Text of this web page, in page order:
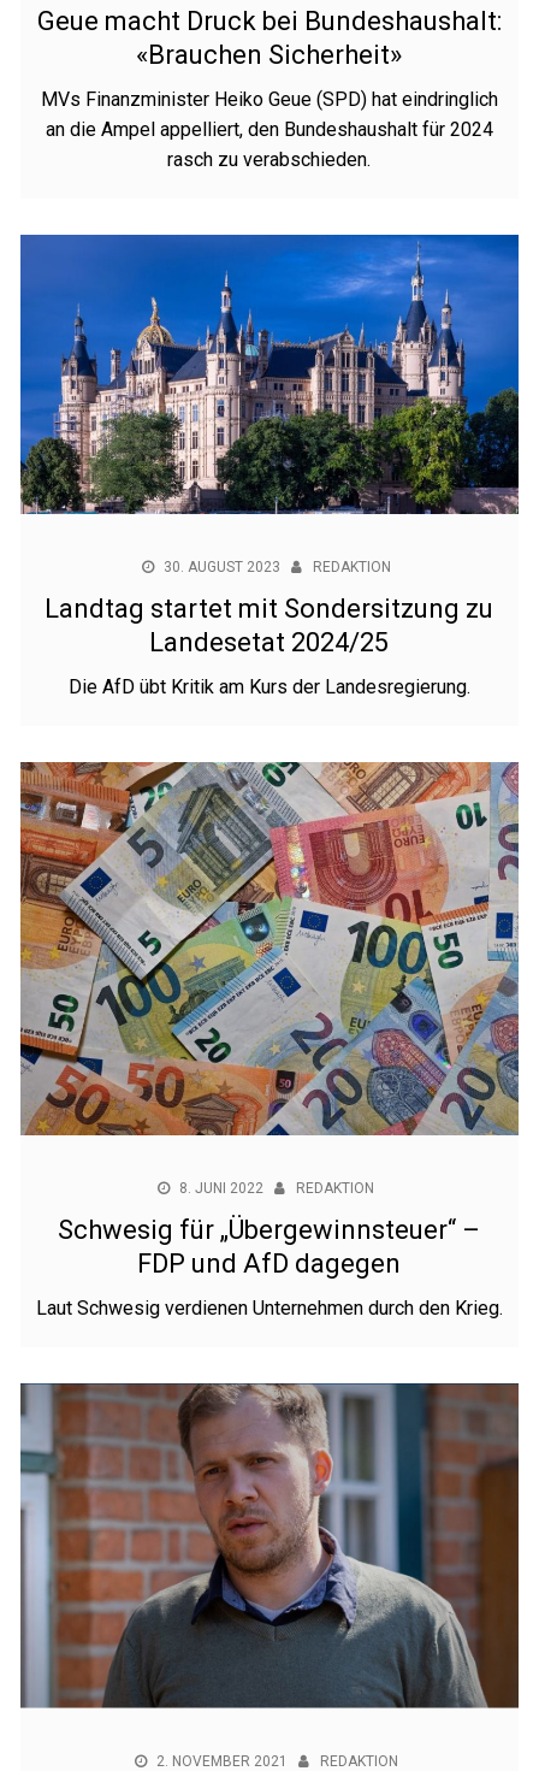
Geue macht Druck bei Bundeshaushalt:
«Brauchen Sicherheit»
MVs Finanzminister Heiko Geue (SPD) hat eindringlich
an die Ampel appelliert, den Bundeshaushalt für 2024
rasch zu verabschieden.
30. AUGUST 2023 REDAKTION
Landtag startet mit Sondersitzung zu
Landesetat 2024/25
Die AfD übt Kritik am Kurs der Landesregierung.
8. JUNI 2022 REDAKTION
Schwesig für „Übergewinnsteuer“ –
FDP und AfD dagegen
Laut Schwesig verdienen Unternehmen durch den Krieg.
2. NOVEMBER 2021 REDAKTION